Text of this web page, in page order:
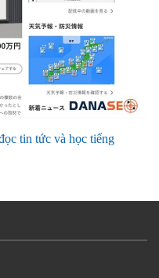
tin tức và học tiếng